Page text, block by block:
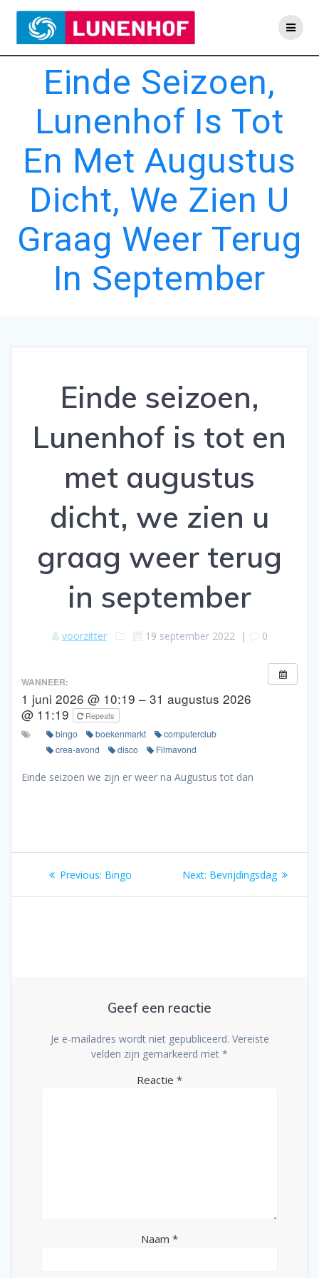
to
content
Einde Seizoen,
Lunenhof Is Tot
En Met Augustus
Dicht, We Zien U
Graag Weer Terug
In September
Einde seizoen,
Lunenhof is tot en
met augustus
dicht, we zien u
graag weer terug
in september
voorzitter 19 september 2022| 0
WANNEER:
1 juni 2026 @ 10:19 – 31 augustus 2026
@ 11:19
Repeats
bingo boekenmarkt
computerclub
crea-avond
disco Filmavond
Einde seizoen we zijn er weer na Augustus tot dan
Bericht
navigatie
Previous: Previous
Bingo Next: Next
Bevrijdingsdag
Geef een reactie
Je e-mailadres wordt niet gepubliceerd. Vereiste
velden zijn gemarkeerd met *
Reactie *
Naam *